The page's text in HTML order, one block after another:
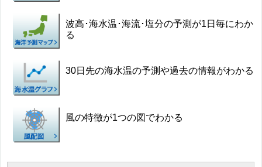
波高･海水温･海流･塩分の予測が1日毎にわか
る
30日先の海水温の予測や過去の情報がわかる
風の特徴が1つの図でわかる